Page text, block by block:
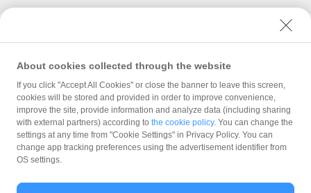
支払い手段
支払い準備
支払い
About cookies collected through the website
If you click "Accept All Cookies" or close the banner to leave this screen,
cookies will be stored and provided in order to improve convenience,
improve the site, provide information and analyze data (including sharing
with external partners) according to the cookie policy. You can change the
settings at any time from "Cookie Settings" in Privacy Policy. You can
change app tracking preferences using the advertisement identifier from
OS settings.